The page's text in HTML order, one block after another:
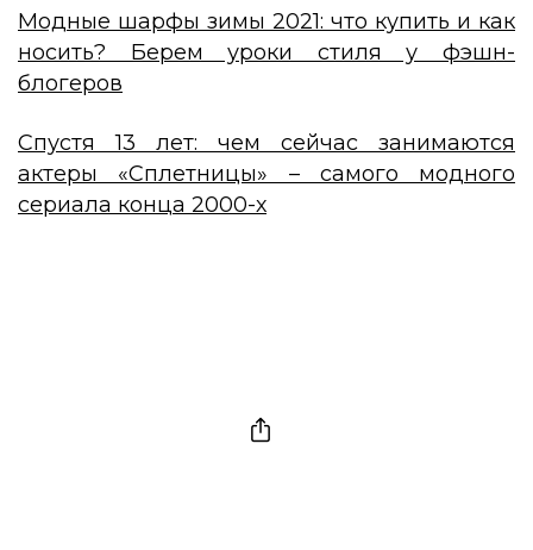
Модные шарфы зимы 2021: что купить и как
носить? Берем уроки стиля у фэшн-
блогеров
Спустя 13 лет: чем сейчас занимаются
актеры «Сплетницы» – самого модного
сериала конца 2000-х